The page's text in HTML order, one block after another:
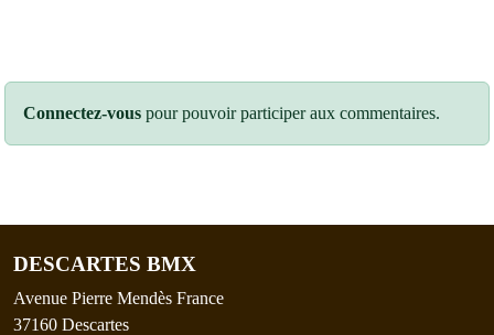
Connectez-vous pour pouvoir participer aux commentaires.
DESCARTES BMX
Avenue Pierre Mendès France
37160 Descartes